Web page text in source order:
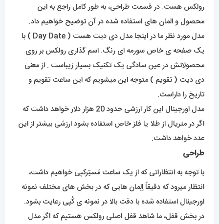
رولکس هست. در قسمت طراحی، به طور کامل راجع به این
محصول و المان های استفاده شده در آن توضیح خواهیم داد.
مدل مورد نظر ما در اینجا مدل دی دیت هست ( Day Date ) با
یک صفحه ی خاص سورمه ای رنگ. اسم گذاری رولکس بر روی
محصولاتش در عین سادگی یک تکنیک بسیار زیباست . از معنی
دی دیت ( تقویم ) متوجه این میشویم که این ساعت تقویم و
تاریخ را داراست.
مدل اورجینال این کار ارزشی حدود 20 هزار دلار خواهد داشت که
اگر در متریال از طلا یا فلز خاص استفاده بشود ارزشی بیشتر از این
عدد خواهد داشت.
طراحی
با توجه به انتظاراتی که از یک ساعت مَستِرکپی خواهیم داشت،
انتظار میرود که دقیقاً اِلِمان هایی که در بخش های مختلف نمونه
اورجینال استفاده شده با دقت بالا در نمونه ی کُپی رعایت بشود.
در بخش قفل، ما شاهد قفل اصلی رولکس هستیم که اگر مدل